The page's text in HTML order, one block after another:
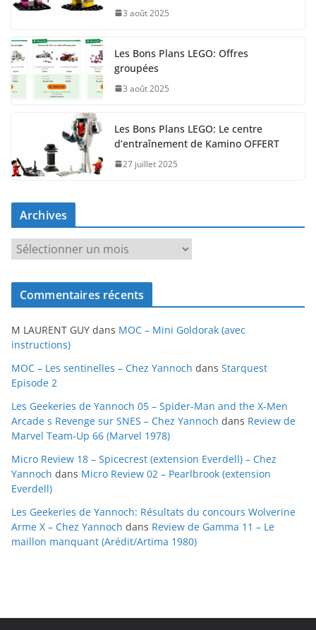
3 août 2025
Les Bons Plans LEGO: Offres
groupées
3 août 2025
Les Bons Plans LEGO: Le centre
d’entraînement de Kamino OFFERT
27 juillet 2025
Archives
r
c
v
e
s
Commentaires récents
M LAURENT GUY dans MOC – Mini Goldorak (avec
instructions)
MOC – Les sentinelles – Chez Yannoch dans Starquest
Episode 2
Les Geekeries de Yannoch 05 – Spider-Man and the X-Men
Arcade s Revenge sur SNES – Chez Yannoch dans Review de
Marvel Team-Up 66 (Marvel 1978)
Micro Review 18 – Spicecrest (extension Everdell) – Chez
Yannoch dans Micro Review 02 – Pearlbrook (extension
Everdell)
Les Geekeries de Yannoch: Résultats du concours Wolverine
Arme X – Chez Yannoch dans Review de Gamma 11 – Le
maillon manquant (Arédit/Artima 1980)